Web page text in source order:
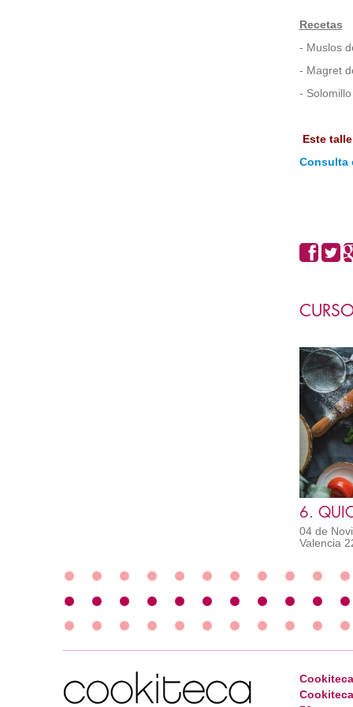
Recetas
- Muslos
- Magret
-
Este
Consulta
6.
04 de
Valencia